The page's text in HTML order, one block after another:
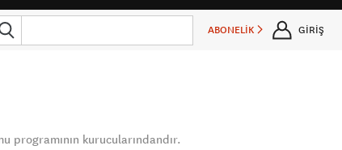
ABONELİK GİRİŞ
programının kurucularındandır.